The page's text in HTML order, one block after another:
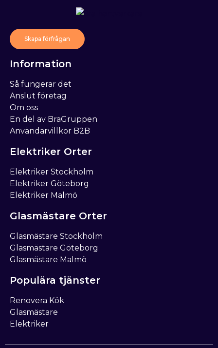
Populära tjänster
Renovera Kök
Glasmästare
Elektriker
Glasmästare Orter
Glasmästare Stockholm
Glasmästare Göteborg
Glasmästare Malmö
Elektriker Orter
Elektriker Stockholm
Elektriker Göteborg
Elektriker Malmö
Information
Så fungerar det
Anslut företag
Om oss
En del av BraGruppen
Användarvillkor B2B
Skapa förfrågan